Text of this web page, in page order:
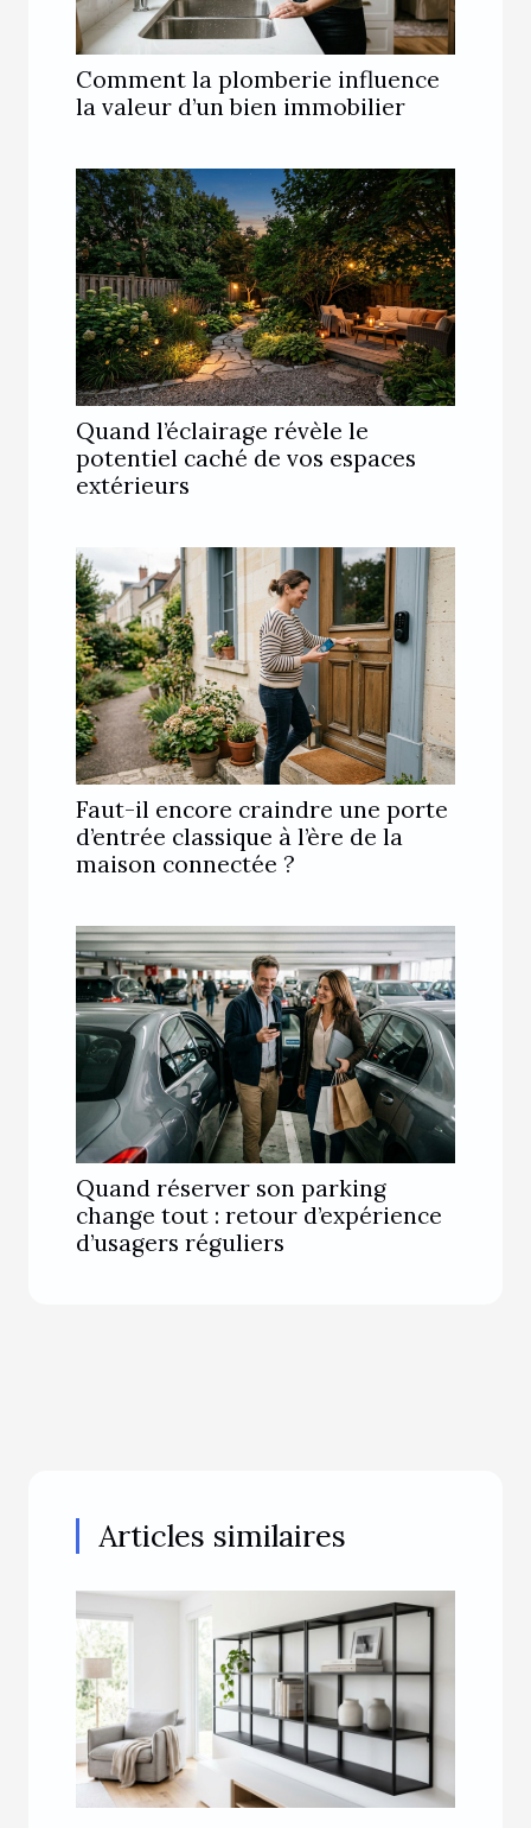
Comment la plomberie influence
la valeur d’un bien immobilier
Quand l’éclairage révèle le
potentiel caché de vos espaces
extérieurs
Faut-il encore craindre une porte
d’entrée classique à l’ère de la
maison connectée ?
Quand réserver son parking
change tout : retour d’expérience
d’usagers réguliers
Articles similaires